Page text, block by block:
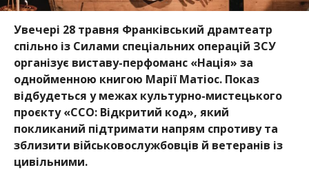
Увечері 28 травня Франківський драмтеатр
спільно із Силами спеціальних операцій ЗСУ
організує виставу-перфоманс «Нація» за
однойменною книгою Марії Матіос. Показ
відбудеться у межах культурно-мистецького
проєкту «ССО: Відкритий код», який
покликаний підтримати напрям спротиву та
зблизити військовослужбовців й ветеранів із
цивільними.